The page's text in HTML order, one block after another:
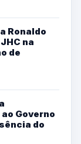
Ronaldo
na
de
Governo
do